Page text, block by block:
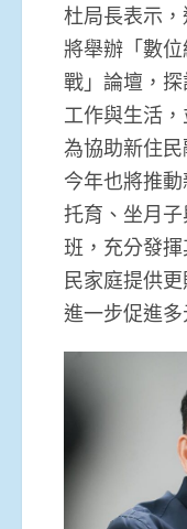
杜局長表示
將舉辦「數
戰」論壇，
工作與生活
為協助新住
今年也將推
托育、坐月
班，充分發
民家庭提供
進一步促進